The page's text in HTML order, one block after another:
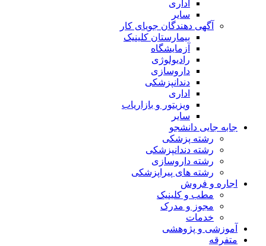
اداری
سایر
آگهی دهندگان جویای کار
بیمارستان کلینیک
آزمایشگاه
رادیولوژی
داروسازی
دندانپزشکی
اداری
ویزیتور و بازاریاب
سایر
جابه جایی دانشجو
رشته پزشکی
رشته دندانپزشکی
رشته داروسازی
رشته های پیراپزشکی
اجاره و فروش
مطب و کلینیک
مجوز و مدرک
خدمات
آموزشی و پژوهشی
متفرقه